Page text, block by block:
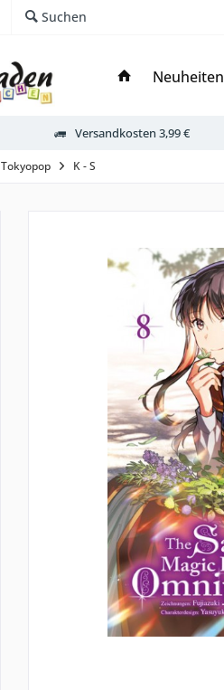
Suchen
Neuheiten
Versandkosten 3,99 €
Tokyopop K - S